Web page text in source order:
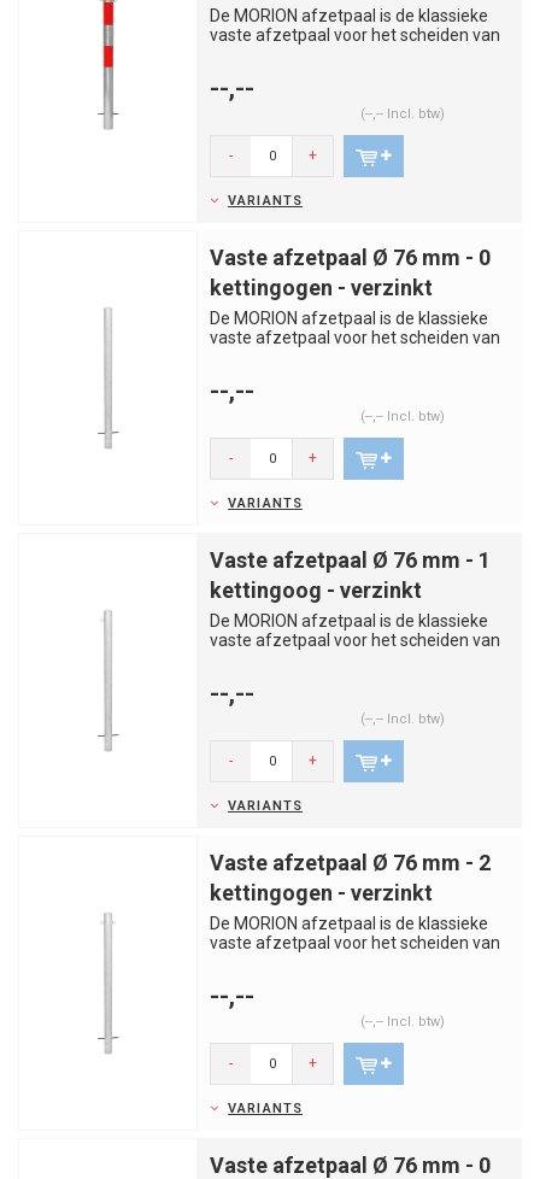
De MORION afzetpaal is de klassieke
vaste afzetpaal voor het scheiden van
--,--
(--,-- Incl. btw)
- +
VARIANTS
Vaste afzetpaal Ø 76 mm - 0
kettingogen - verzinkt
De MORION afzetpaal is de klassieke
vaste afzetpaal voor het scheiden van
--,--
(--,-- Incl. btw)
- +
VARIANTS
Vaste afzetpaal Ø 76 mm - 1
kettingoog - verzinkt
De MORION afzetpaal is de klassieke
vaste afzetpaal voor het scheiden van
--,--
(--,-- Incl. btw)
- +
VARIANTS
Vaste afzetpaal Ø 76 mm - 2
kettingogen - verzinkt
De MORION afzetpaal is de klassieke
vaste afzetpaal voor het scheiden van
--,--
(--,-- Incl. btw)
- +
VARIANTS
Vaste afzetpaal Ø 76 mm - 0